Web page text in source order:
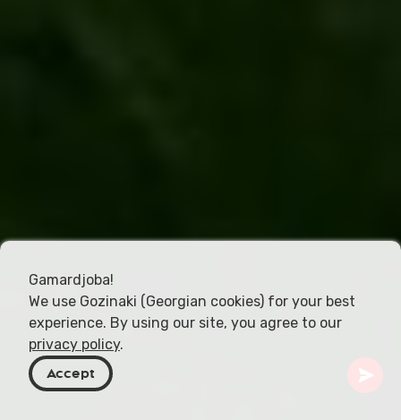
Gamardjoba!
We use Gozinaki (Georgian cookies) for your best
experience. By using our site, you agree to our
privacy policy.
Accept